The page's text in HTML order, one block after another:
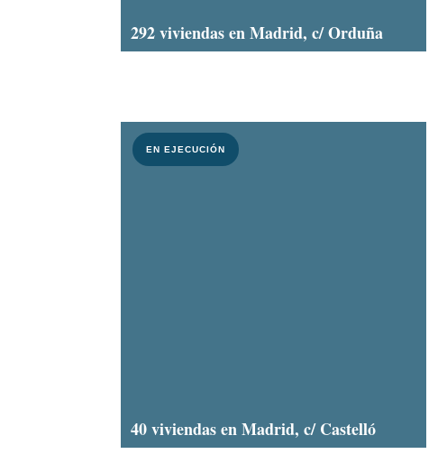
292 viviendas en Madrid, c/ Orduña
EN EJECUCIÓN
40 viviendas en Madrid, c/ Castelló